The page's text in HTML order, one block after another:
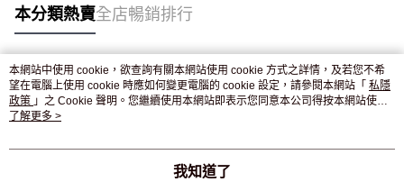
本分類熱賣全店暢銷排行
熱門標籤
熱銷排行
本網站中使用 cookie，欲查詢有關本網站使用 cookie 方式之詳情，及若您不希
望在電腦上使用 cookie 時應如何變更電腦的 cookie 設定，請參閱本網站「 私隱
政策 」之 Cookie 聲明。您繼續使用本網站即表示您同意本公司得按本網站使用
條款之 Cookie 聲明使用 cookie。
了解更多 >
我知道了